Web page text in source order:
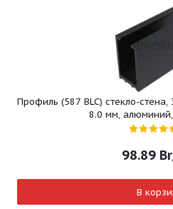
Профиль (587 BLC) стекло-
8.0 мм,
98.89 Br
В